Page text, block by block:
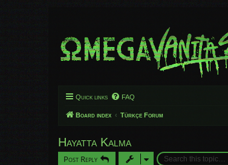
Quick links FAQ
Board index Türkçe Forum
Hayatta Kalma
Post Reply